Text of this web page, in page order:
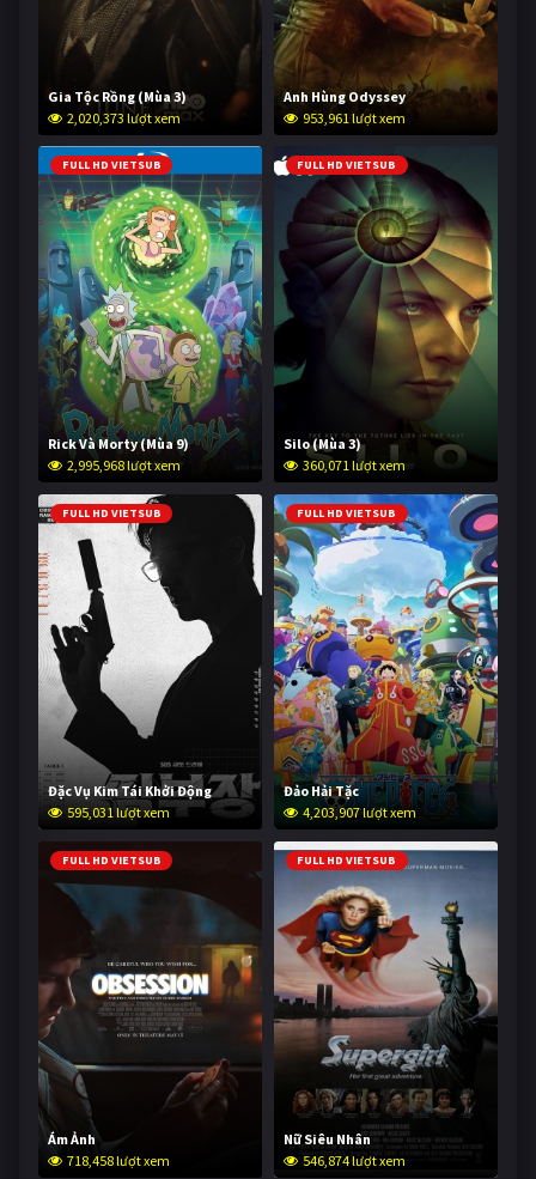
Gia Tộc Rồng (Mùa 3)
2,020,373 lượt xem
Anh Hùng Odyssey
953,961 lượt xem
FULL HD VIETSUB
Rick Và Morty (Mùa 9)
2,995,968 lượt xem
FULL HD VIETSUB
Silo (Mùa 3)
360,071 lượt xem
FULL HD VIETSUB
Đặc Vụ Kim Tái Khởi Động
595,031 lượt xem
FULL HD VIETSUB
Đảo Hải Tặc
4,203,907 lượt xem
FULL HD VIETSUB
Ám Ảnh
718,458 lượt xem
FULL HD VIETSUB
Nữ Siêu Nhân
546,874 lượt xem